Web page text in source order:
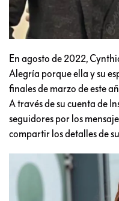
En agosto de 2022,
Alegría porque ella y su
finales de marzo de este
A través de su cuenta de
seguidores por los
compartir los detalles de